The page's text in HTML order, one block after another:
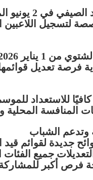
القيد الصيفي: بدأت
الفترة مخصصة لتسجيل
للأندية فرصة تعديل
للاستعداد
المنافسة المحلية
وتدعم الشباب
جديدة لقوائم قيد
جميع الفئات
فرص أكبر